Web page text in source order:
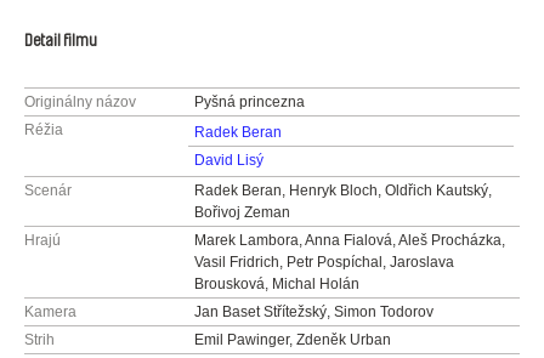
Detail filmu
Originálny názov
Pyšná princezna
Réžia
Radek Beran
David Lisý
Scenár
Radek Beran, Henryk Bloch, Oldřich Kautský,
Bořivoj Zeman
Hrajú
Marek Lambora, Anna Fialová, Aleš Procházka,
Vasil Fridrich, Petr Pospíchal, Jaroslava
Brousková, Michal Holán
Kamera
Jan Baset Střítežský, Simon Todorov
Strih
Emil Pawinger, Zdeněk Urban